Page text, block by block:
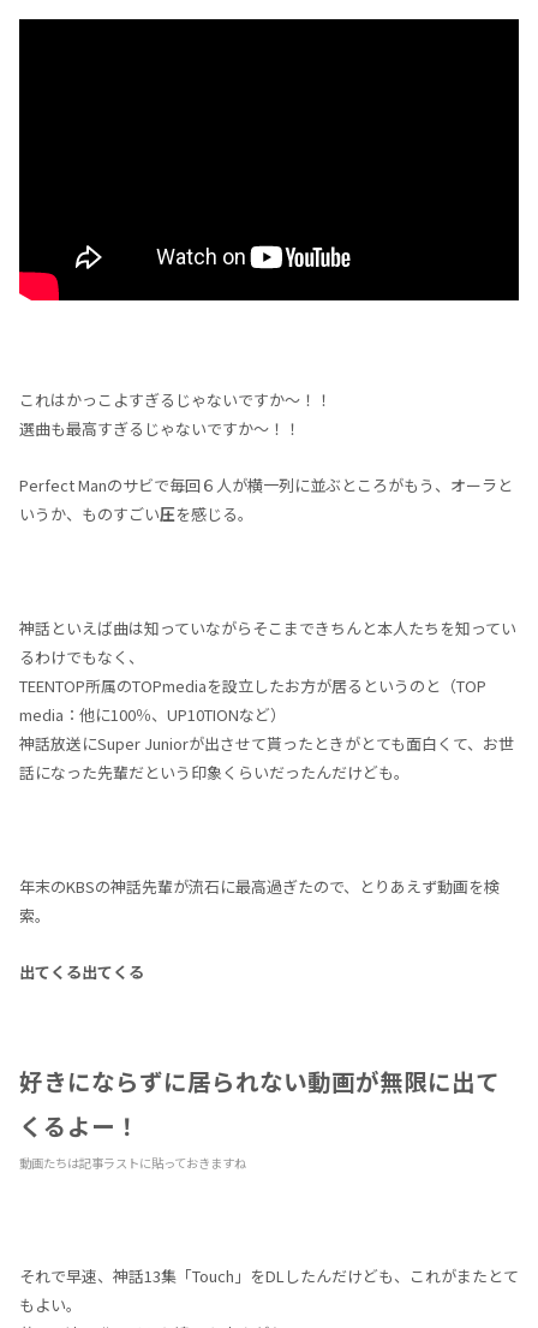
これはかっこよすぎるじゃないですか～！！
選曲も最高すぎるじゃないですか～！！
Perfect Manのサビで毎回６人が横一列に並ぶところがもう、オーラと
いうか、ものすごい圧を感じる。
神話といえば曲は知っていながらそこまできちんと本人たちを知ってい
るわけでもなく、
TEENTOP所属のTOPmediaを設立したお方が居るというのと（TOP
media：他に100％、UP10TIONなど）
神話放送にSuper Juniorが出させて貰ったときがとても面白くて、お世
話になった先輩だという印象くらいだったんだけども。
年末のKBSの神話先輩が流石に最高過ぎたので、とりあえず動画を検
索。
出てくる出てくる
好きにならずに居られない動画が無限に出て
くるよー！
動画たちは記事ラストに貼っておきますね
それで早速、神話13集「Touch」をDLしたんだけども、これがまたとて
もよい。